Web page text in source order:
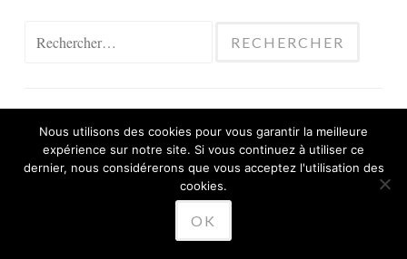
FIÈREMENT PROPULSÉ PAR WORDPRESS
THÈME SKETCH PARWORDPRESS.COM
Nous utilisons des cookies pour vous garantir la meilleure
expérience sur notre site. Si vous continuez à utiliser ce
dernier, nous considérerons que vous acceptez l'utilisation des
cookies.
OK